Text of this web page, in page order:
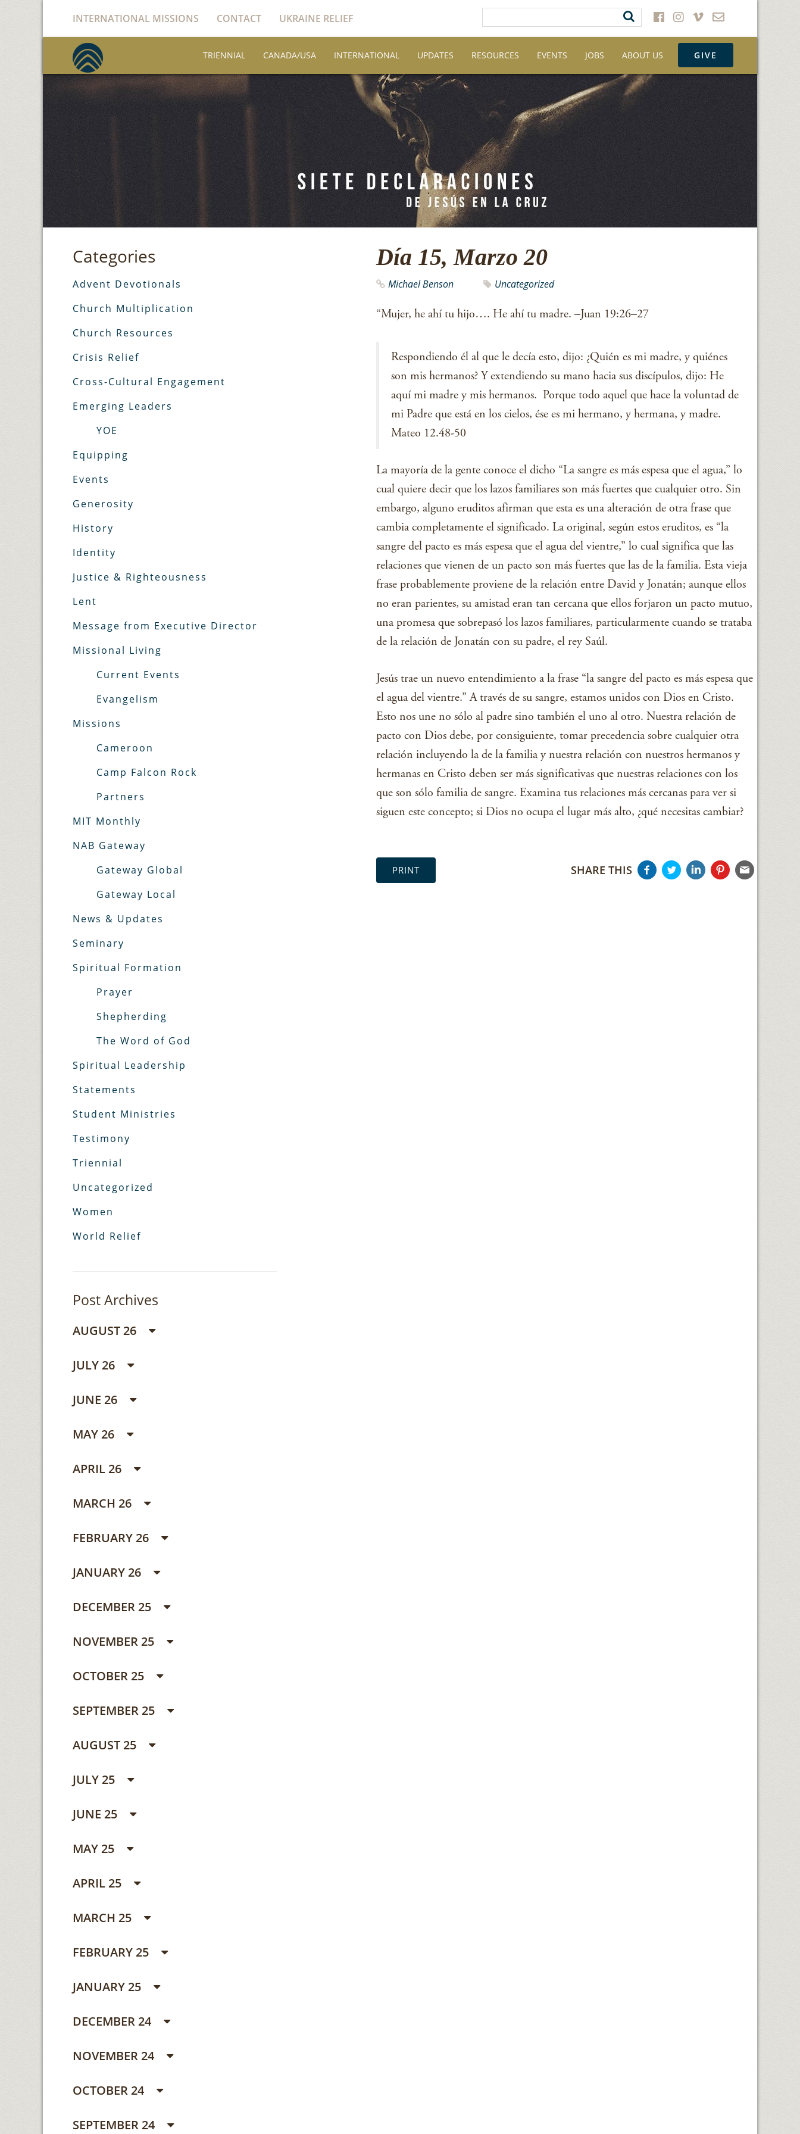
INTERNATIONAL MISSIONS CONTACT UKRAINE RELIEF
TRIENNIAL CANADA/USA INTERNATIONAL UPDATES RESOURCES EVENTS JOBS ABOUT US GIVE
Día 15, Marzo 20
Michael Benson Uncategorized
“Mujer, he ahí tu hijo…. He ahí tu madre. –Juan 19:26–27
Respondiendo él al que le decía esto, dijo: ¿Quién es mi madre, y quiénes
son mis hermanos? Y extendiendo su mano hacia sus discípulos, dijo: He
aquí mi madre y mis hermanos. Porque todo aquel que hace la voluntad de
mi Padre que está en los cielos, ése es mi hermano, y hermana, y madre.
Mateo 12.48-50
La mayoría de la gente conoce el dicho “La sangre es más espesa que el agua,” lo
cual quiere decir que los lazos familiares son más fuertes que cualquier otro. Sin
embargo, alguno eruditos afirman que esta es una alteración de otra frase que
cambia completamente el significado. La original, según estos eruditos, es “la
sangre del pacto es más espesa que el agua del vientre,” lo cual significa que las
relaciones que vienen de un pacto son más fuertes que las de la familia. Esta vieja
frase probablemente proviene de la relación entre David y Jonatán; aunque ellos
no eran parientes, su amistad eran tan cercana que ellos forjaron un pacto mutuo,
una promesa que sobrepasó los lazos familiares, particularmente cuando se trataba
de la relación de Jonatán con su padre, el rey Saúl.
Jesús trae un nuevo entendimiento a la frase “la sangre del pacto es más espesa que
el agua del vientre.” A través de su sangre, estamos unidos con Dios en Cristo.
Esto nos une no sólo al padre sino también el uno al otro. Nuestra relación de
pacto con Dios debe, por consiguiente, tomar precedencia sobre cualquier otra
relación incluyendo la de la familia y nuestra relación con nuestros hermanos y
hermanas en Cristo deben ser más significativas que nuestras relaciones con los
que son sólo familia de sangre. Examina tus relaciones más cercanas para ver si
siguen este concepto; si Dios no ocupa el lugar más alto, ¿qué necesitas cambiar?
PRINT SHARE THIS
Categories
Advent Devotionals
Church Multiplication
Church Resources
Crisis Relief
Cross-Cultural Engagement
Emerging Leaders
YOE
Equipping
Events
Generosity
History
Identity
Justice & Righteousness
Lent
Message from Executive Director
Missional Living
Current Events
Evangelism
Missions
Cameroon
Camp Falcon Rock
Partners
MIT Monthly
NAB Gateway
Gateway Global
Gateway Local
News & Updates
Seminary
Spiritual Formation
Prayer
Shepherding
The Word of God
Spiritual Leadership
Statements
Student Ministries
Testimony
Triennial
Uncategorized
Women
World Relief
Post Archives
AUGUST 26
JULY 26
JUNE 26
MAY 26
APRIL 26
MARCH 26
FEBRUARY 26
JANUARY 26
DECEMBER 25
NOVEMBER 25
OCTOBER 25
SEPTEMBER 25
AUGUST 25
JULY 25
JUNE 25
MAY 25
APRIL 25
MARCH 25
FEBRUARY 25
JANUARY 25
DECEMBER 24
NOVEMBER 24
OCTOBER 24
SEPTEMBER 24